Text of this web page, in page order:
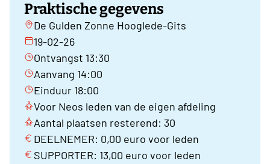
Praktische gegevens
De Gulden Zonne Hooglede-Gits
19-02-26
Ontvangst 13:30
Aanvang 14:00
Einduur 18:00
Voor Neos leden van de eigen afdeling
Aantal plaatsen resterend: 30
DEELNEMER: 0,00 euro voor leden
SUPPORTER: 13,00 euro voor leden